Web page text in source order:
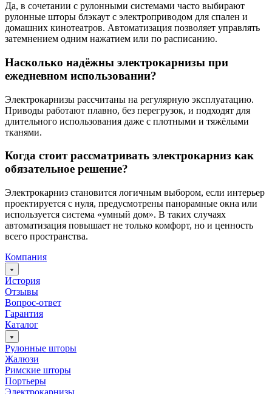
Да, в сочетании с рулонными системами часто выбирают
рулонные шторы блэкаут с электроприводом для спален и
домашних кинотеатров. Автоматизация позволяет управлять
затемнением одним нажатием или по расписанию.
Насколько надёжны электрокарнизы при
ежедневном использовании?
Электрокарнизы рассчитаны на регулярную эксплуатацию.
Приводы работают плавно, без перегрузок, и подходят для
длительного использования даже с плотными и тяжёлыми
тканями.
Когда стоит рассматривать электрокарниз как
обязательное решение?
Электрокарниз становится логичным выбором, если интерьер
проектируется с нуля, предусмотрены панорамные окна или
используется система «умный дом». В таких случаях
автоматизация повышает не только комфорт, но и ценность
всего пространства.
Компания
История
Отзывы
Вопрос-ответ
Гарантия
Каталог
Рулонные шторы
Жалюзи
Римские шторы
Портьеры
Электрокарнизы